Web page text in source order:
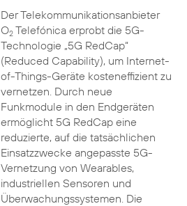
Der Telekommunikationsanbieter
O2Telefónica erprobt die 5G-
Technologie „5G RedCap“
(Reduced Capability), um Internet-
of-Things-Geräte kosteneffizient zu
vernetzen. Durch neue
Funkmodule in den Endgeräten
ermöglicht 5G RedCap eine
reduzierte, auf die tatsächlichen
Einsatzzwecke angepasste 5G-
Vernetzung von Wearables,
industriellen Sensoren und
Überwachungssystemen. Die